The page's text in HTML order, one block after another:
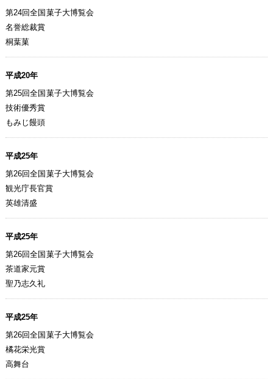
第24回全国菓子大博覧会
名誉総裁賞
桐葉菓
平成20年
第25回全国菓子大博覧会
技術優秀賞
もみじ饅頭
平成25年
第26回全国菓子大博覧会
観光庁長官賞
英雄清盛
平成25年
第26回全国菓子大博覧会
茶道家元賞
聖乃志久礼
平成25年
第26回全国菓子大博覧会
橘花栄光賞
高舞台